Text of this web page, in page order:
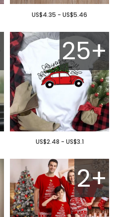
US$4.35 - US$5.46
25+
US$2.48 - US$3.1
2+